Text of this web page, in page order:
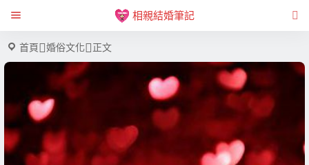
相親結婚筆記
首頁 婚俗文化 正文